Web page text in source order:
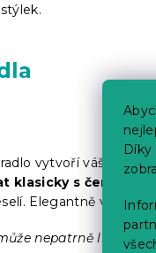
vytvoří vášnivou
klasicky s černými
Elegantně vypadá
nepatrně lišit od